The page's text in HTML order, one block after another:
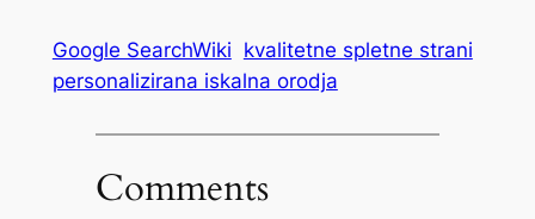
Google SearchWiki kvalitetne spletne strani
personalizirana iskalna orodja
Comments